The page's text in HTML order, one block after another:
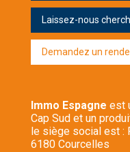
Laissez-nous
Demandez un
Immo Espagne est
Cap Sud et un
le siège social est :
6180 Courcelles